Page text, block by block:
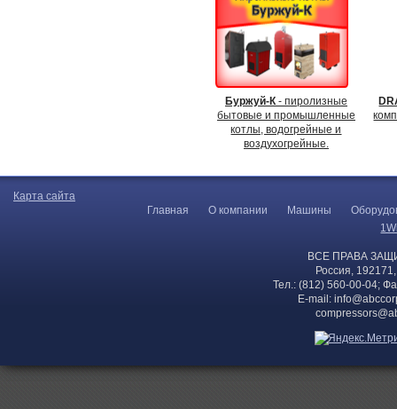
Буржуй-К - пиролизные
бытовые и промышленные
котлы, водогрейные и
воздухогрейные.
Карта сайта
Главная
О компании Машины
ВСЕ ПРАВА
Россия,
Тел.: (812) 560-00-04;
E-mail: